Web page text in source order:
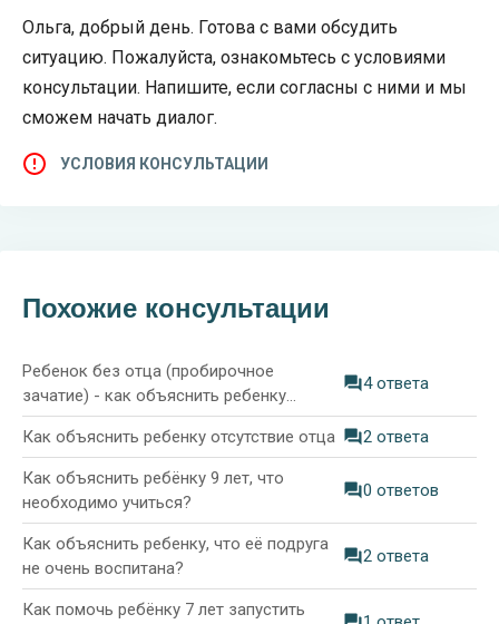
Ольга, добрый день. Готова с вами обсудить
ситуацию. Пожалуйста, ознакомьтесь с условиями
консультации. Напишите, если согласны с ними и мы
сможем начать диалог.
УСЛОВИЯ КОНСУЛЬТАЦИИ
Похожие консультации
Ребенок без отца (пробирочное
зачатие) - как объяснить ребенку
отсутствие папы?
4 ответа
Как объяснить ребенку отсутствие отца 2 ответа
Как объяснить ребёнку 9 лет, что
необходимо учиться?
0 ответов
Как объяснить ребенку, что её подруга
не очень воспитана?
2 ответа
Как помочь ребёнку 7 лет запустить